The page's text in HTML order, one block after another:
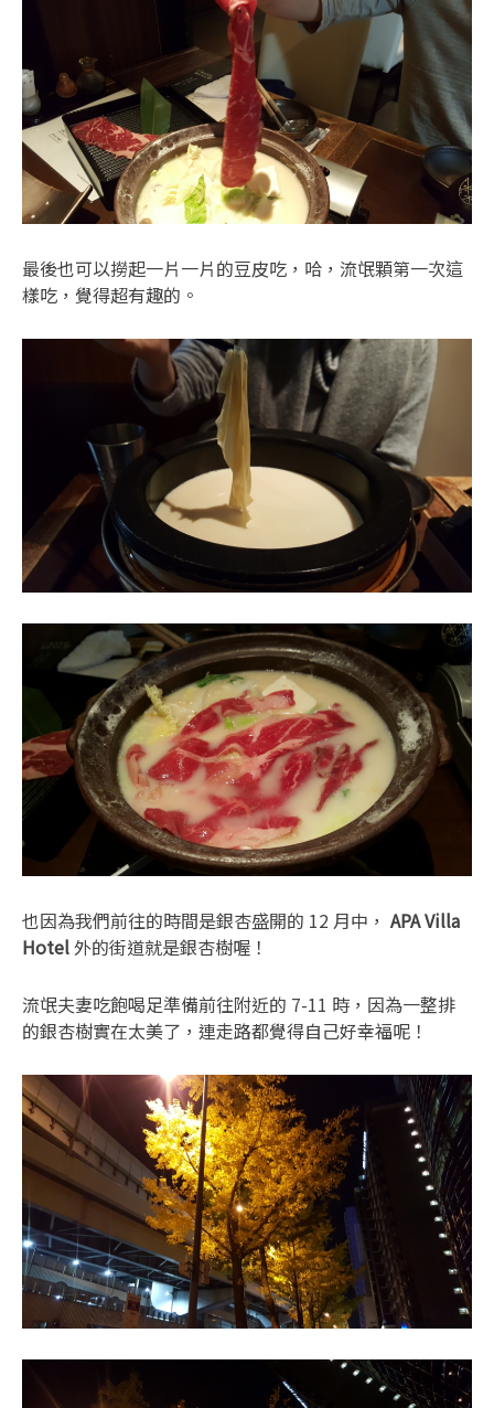
最後也可以撈起一片一片的豆皮吃，哈，流氓顆第一次這
樣吃，覺得超有趣的。
也因為我們前往的時間是銀杏盛開的 12 月中， APA Villa
Hotel外的街道就是銀杏樹喔！
流氓夫妻吃飽喝足準備前往附近的 7-11 時，因為一整排
的銀杏樹實在太美了，連走路都覺得自己好幸福呢！